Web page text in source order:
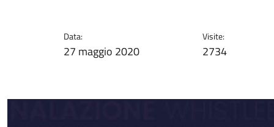
Data:
27 maggio 2020
Visite:
2734